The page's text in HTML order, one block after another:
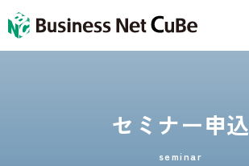
セミナー申込
seminar